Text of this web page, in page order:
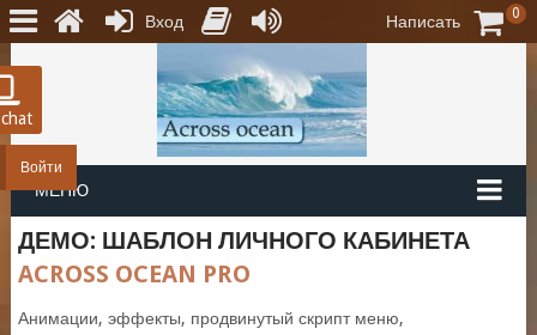
Войти
МЕНЮ
ДЕМО: ШАБЛОН ЛИЧНОГО КАБИНЕТА
ACROSS OCEAN PRO
Анимации, эффекты, продвинутый скрипт меню,
Вход Написать 0